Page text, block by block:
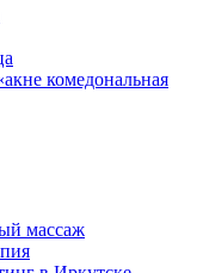
комедональная
массаж